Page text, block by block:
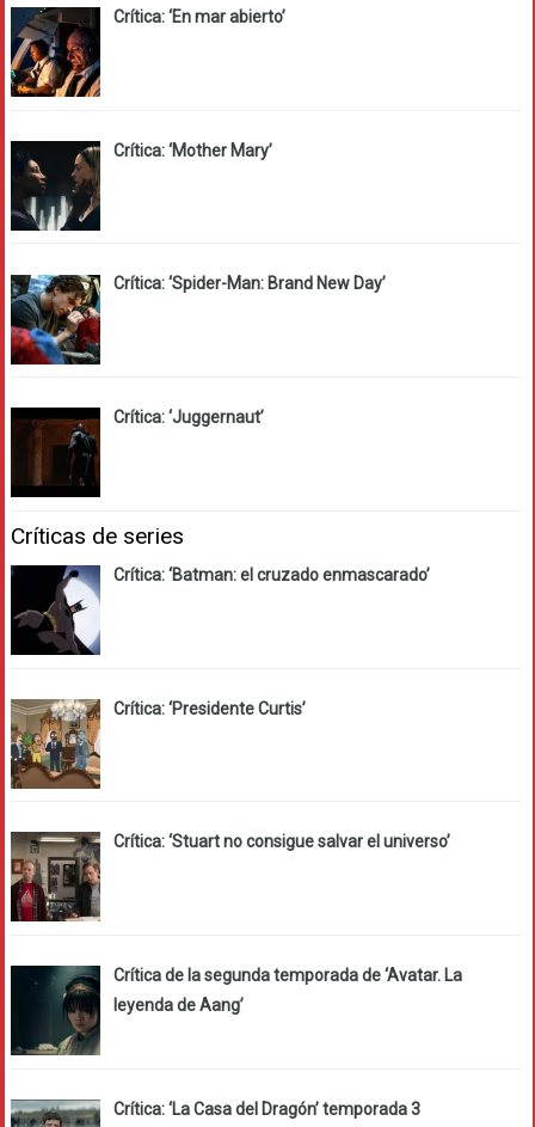
Crítica: ‘En mar abierto’
Crítica: ‘Mother Mary’
Crítica: ‘Spider-Man: Brand New Day’
Crítica: ‘Juggernaut’
Críticas de series
Crítica: ‘Batman: el cruzado enmascarado’
Crítica: ‘Presidente Curtis’
Crítica: ‘Stuart no consigue salvar el universo’
Crítica de la segunda temporada de ‘Avatar. La
leyenda de Aang’
Crítica: ‘La Casa del Dragón’ temporada 3